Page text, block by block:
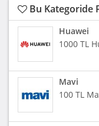
Bu Kategoride
Huawei
1000 TL
Mavi
100 TL